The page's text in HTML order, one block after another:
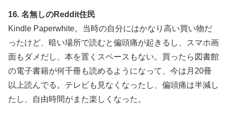
16. 名無しのReddit住民
Kindle Paperwhite。当時の自分にはかなり高い買い物だ
ったけど、暗い場所で読むと偏頭痛が起きるし、スマホ画
面もダメだし、本を置くスペースもない。買ったら図書館
の電子書籍が何千冊も読めるようになって、今は月20冊
以上読んでる。テレビも見なくなったし、偏頭痛は半減し
たし、自由時間がまた楽しくなった。